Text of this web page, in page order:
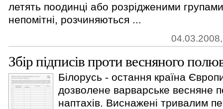
летять поодинці або розрідженими
непомітні, розчиняються ...
Збір підписів проти весняного
Білорусь - остання країна
дозволене варварське весняне
наптахів. Виснажені тривалим